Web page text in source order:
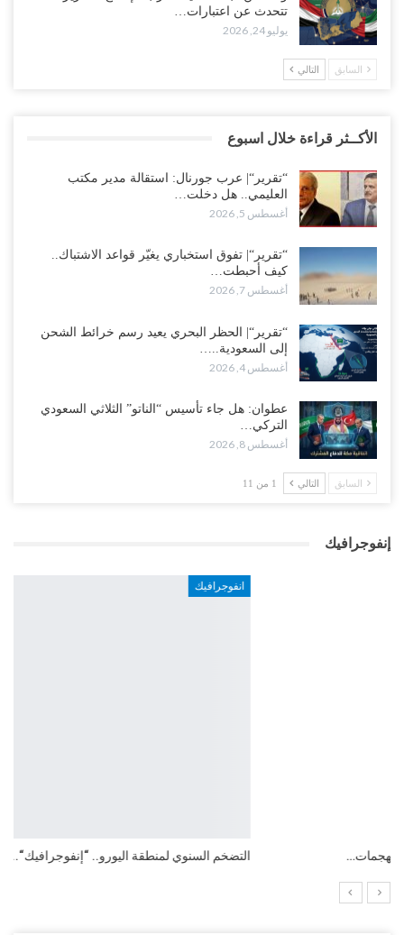
تتحدث عن اعتبارات…
يوليو 24, 2026
السابق التالي
الأكــثر قراءة خلال اسبوع
“تقرير“| عرب جورنال: استقالة مدير مكتب
العليمي.. هل دخلت…
أغسطس 5, 2026
“تقرير“| تفوق استخباري يغيّر قواعد الاشتباك..
كيف أحبطت…
أغسطس 7, 2026
“تقرير“| الحظر البحري يعيد رسم خرائط الشحن
إلى السعودية..…
أغسطس 4, 2026
عطوان: هل جاء تأسيس “الناتو” الثلاثي السعودي
التركي…
أغسطس 8, 2026
السابق التالي 1 من 11
إنفوجرافيك
التضخم السنوي لمنطقة اليورو.. “إنفوجرافيك“..!